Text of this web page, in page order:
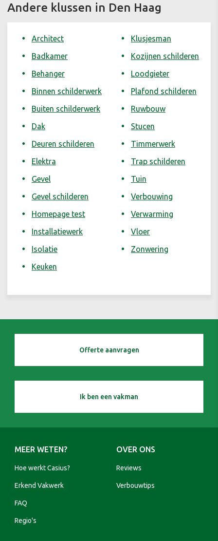
Andere klussen in Den Haag
Architect
Badkamer
Behanger
Binnen schilderwerk
Buiten schilderwerk
Dak
Deuren schilderen
Elektra
Gevel
Gevel schilderen
Homepage test
Installatiewerk
Isolatie
Keuken
Klusjesman
Kozijnen schilderen
Loodgieter
Plafond schilderen
Ruwbouw
Stucen
Timmerwerk
Trap schilderen
Tuin
Verbouwing
Verwarming
Vloer
Zonwering
Offerte aanvragen
Ik ben een vakman
MEER WETEN?
Hoe werkt Casius?
Erkend Vakwerk
FAQ
Regio's
OVER ONS
Reviews
Verbouwtips